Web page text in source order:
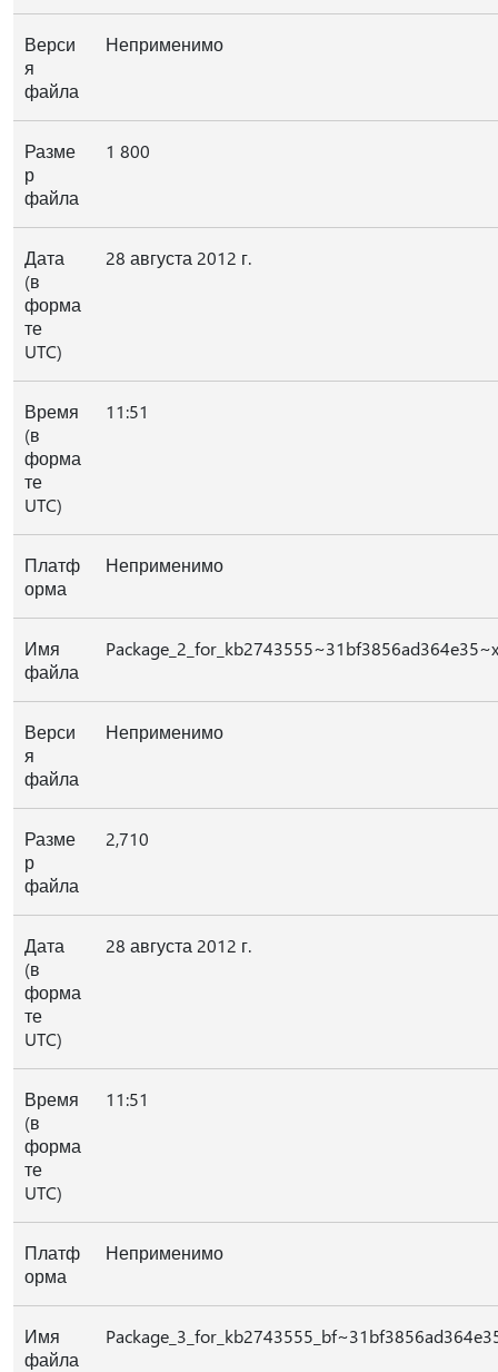
Верси
я
файла
Неприменимо
Разме
р
файла
1 800
Дата
(в
форма
те
UTC)
28 августа 2012 г.
Время
(в
форма
те
UTC)
11:51
Платф
орма
Неприменимо
Имя
файла
Верси
я
файла
Неприменимо
Разме
р
файла
2,710
Дата
(в
форма
те
UTC)
28 августа 2012 г.
Время
(в
форма
те
UTC)
11:51
Платф
орма
Неприменимо
Имя
файла